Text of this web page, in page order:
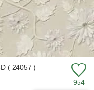
( 24057 )
954